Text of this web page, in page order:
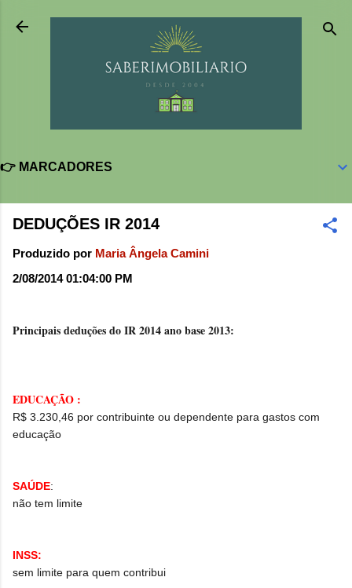
Pular para o conteúdo principal
👉 MARCADORES
DEDUÇÕES IR 2014
Produzido por Maria Ângela Camini
2/08/2014 01:04:00 PM
Principais deduções do IR 2014 ano base 2013:
EDUCAÇÃO :
R$ 3.230,46 por contribuinte ou dependente para gastos com
educação
SAÚDE:
não tem limite
INSS:
sem limite para quem contribui